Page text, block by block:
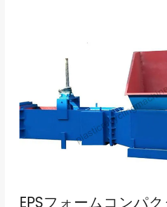
EPSフォームコンパ